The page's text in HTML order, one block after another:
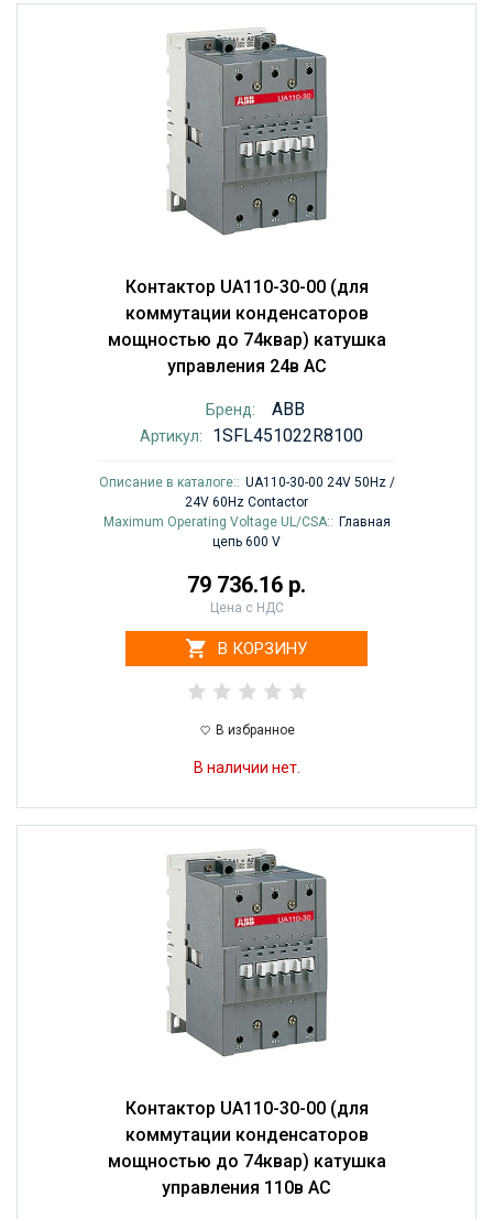
Контактор UA110-30-00 (для
коммутации конденсаторов
мощностью до 74квар) катушка
управления 24в AC
Бренд: ABB
Артикул: 1SFL451022R8100
Описание в каталоге:: UA110-30-00 24V 50Hz /
24V 60Hz Contactor
Maximum Operating Voltage UL/CSA:: Главная
цепь 600 V
79 736.16 р.
Цена с НДС
В КОРЗИНУ
В избранное
В наличии нет.
Контактор UA110-30-00 (для
коммутации конденсаторов
мощностью до 74квар) катушка
управления 110в AC